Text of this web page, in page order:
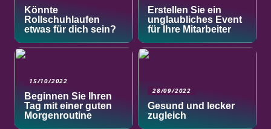
Könnte
Rollschuhlaufen
etwas für dich sein?
Erstellen Sie ein
unglaubliches Event
für Ihre Mitarbeiter
15/10/2022
Beginnen Sie Ihren
Tag mit einer guten
Morgenroutine
28/09/2022
Gesund und lecker
zugleich